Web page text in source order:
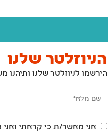
הניוזלטר שלנו
הירשמו לניוזלטר שלנו
אני מאשר/ת כי קראתי